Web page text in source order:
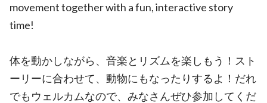
movement together with a fun, interactive story
time!
体を動かしながら、音楽とリズムを楽しもう！スト
ーリーに合わせて、動物にもなったりするよ！だれ
でもウェルカムなので、みなさんぜひ参加してくだ